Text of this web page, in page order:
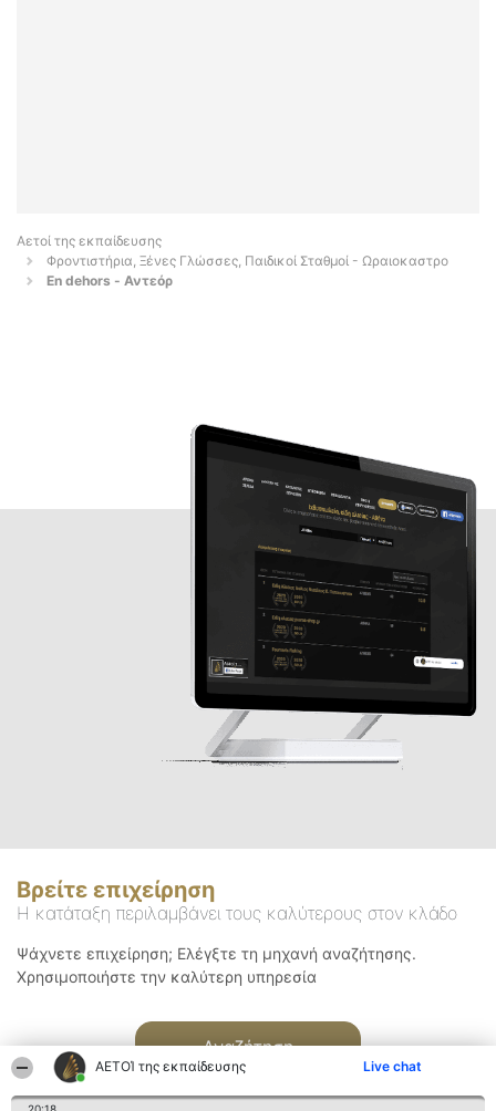
ΑΕΤΟΊ της εκπαίδευσης Live chat
Αετοί της εκπαίδευσης
Φροντιστήρια, Ξένες Γλώσσες, Παιδικοί Σταθμοί - Ωραιοκαστρο
En dehors - Αντεόρ
Βρείτε επιχείρηση
Η κατάταξη περιλαμβάνει τους καλύτερους στον κλάδο
Ψάχνετε επιχείρηση; Ελέγξτε τη μηχανή αναζήτησης.
Χρησιμοποιήστε την καλύτερη υπηρεσία
Αναζήτηση